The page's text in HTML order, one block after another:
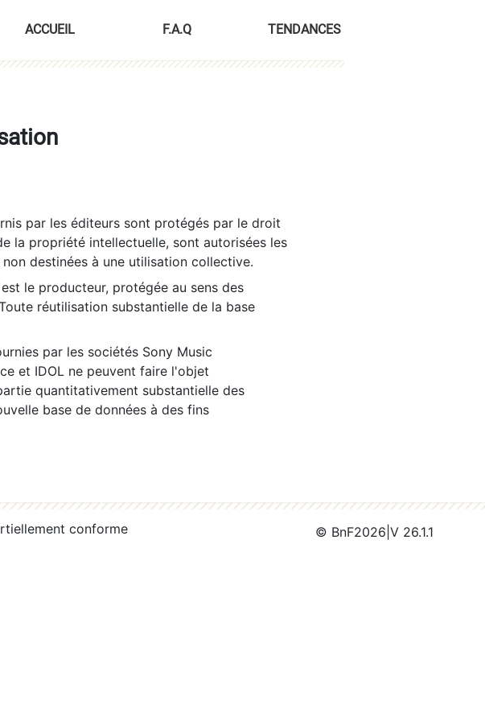
ACCUEIL F.A.Q TENDANCES
par les éditeurs sont protégés par le droit
la propriété intellectuelle, sont autorisées les
destinées à une utilisation collective.
le producteur, protégée au sens des
réutilisation substantielle de la base
par les sociétés Sony Music
et IDOL ne peuvent faire l'objet
quantitativement substantielle des
base de données à des fins
conforme © BnF2026 V 26.1.1